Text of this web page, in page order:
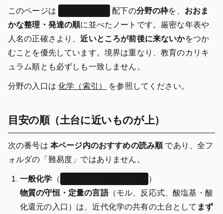
このページは 配下の分野の枠を、 おおま
かな整理・発達の順に並べたノートです。厳密な年表や
人名の正確さより、近いところが前後に来ないかをつか
むことを優先しています。境界は重なり、教育のカリキ
ュラム順とも必ずしも一致しません。
分野の入口は化学（索引） を参照してください。
目安の順（土台に近いものが上）
次の番号は 本ページ内のおすすめの読み順であり、全フ
ォルダの「難易度」ではありません。
一般化学 （
）
物質の守恒・定量の言語（モル、反応式、酸塩基・酸
化還元の入口）は、近代化学の共有の土台として まず